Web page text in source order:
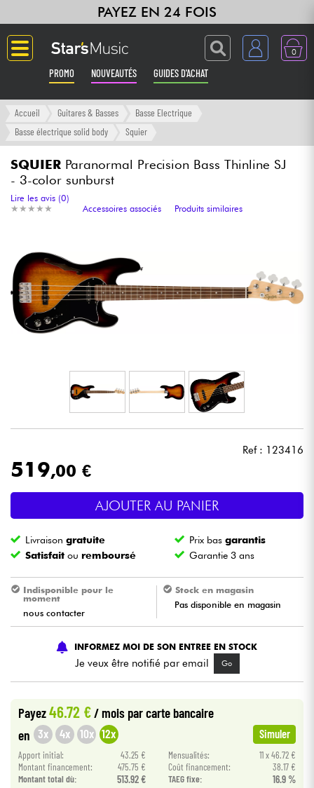
PAYEZ EN 24 FOIS
0
PROMO NOUVEAUTÉS GUIDES D'ACHAT
Langue
Amplis & Effets
Synthés & Sampleurs
Home Studio
Casques
Eclairage
Batteries & Percu
Vents
Violons & Quatuor
Eveil Musical
Câbles & Access.
Packs
Voir nos marques
Accueil Guitares & Basses
Basse Electrique
Basse électrique solid body
Squier
SQUIER Paranormal Precision Bass Thinline SJ
- 3-color sunburst
★ ★ ★ ★ ★
★ ★ ★ ★ ★
Lire les avis (0)
Accessoires associés
Produits similaires
Ref : 123416
519,00 €
AJOUTER AU PANIER
Livraisongratuite Prix basgarantis
Satisfait ou remboursé Garantie 3 ans
Indisponible pour le
moment
nous contacter
Stock en magasin
Pas disponible en magasin
INFORMEZ MOI DE SON ENTREE EN STOCK
Je veux être notifié par email Go
Payez46.72 €/ mois par carte bancaire
en 3x 4x 10x 12x Simuler
Apport initial: 43.25 € Mensualités:
11 x 46.72 €
Montant financement:
475.75 € Coût financement:
38.17 €
Montant total dù:
513.92 € TAEG fixe: 16.9 %